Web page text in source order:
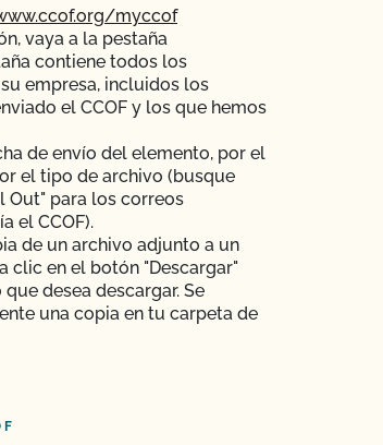
myccof
vaya a la pestaña
contiene todos los
empresa, incluidos los
el CCOF y los que hemos
de envío del elemento, por el
el tipo de archivo (busque
Out" para los correos
el CCOF).
de un archivo adjunto a un
clic en el botón "Descargar"
desea descargar. Se
una copia en tu carpeta de